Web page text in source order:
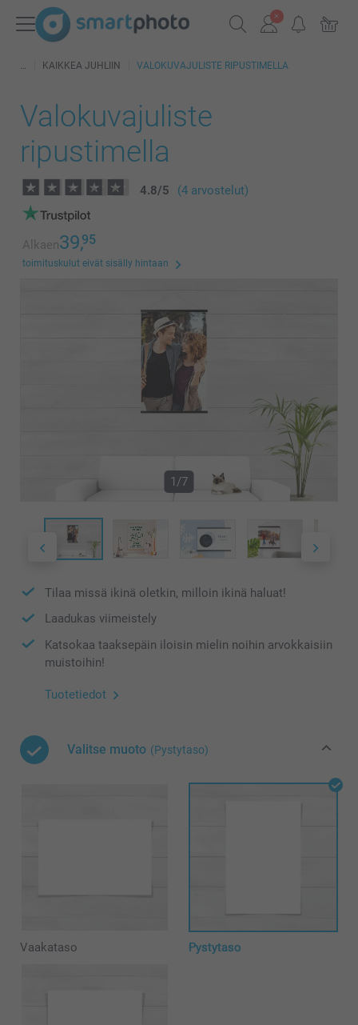
KAIKKEA JUHLIIN VALOKUVAJULISTE RIPUSTIMELLA
Valokuvajuliste
ripustimella
4.8/5 (4 arvostelut)
Alkaen39,95
toimituskulut eivät sisälly hintaan
1/7
Tilaa missä ikinä oletkin, milloin ikinä haluat!
Laadukas viimeistely
Katsokaa taaksepäin iloisin mielin noihin arvokkaisiin
muistoihin!
Tuotetiedot
Valitse muoto (Pystytaso)
Vaakataso Pystytaso